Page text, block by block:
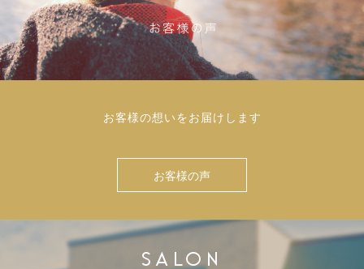
お客様の想いをお届けします
お客様の声
SALON